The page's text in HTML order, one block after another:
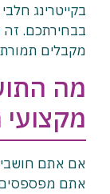
בקייטרינג
בבחירתכם.
מקבלים
מה
אם אתם
אתם מפספסים